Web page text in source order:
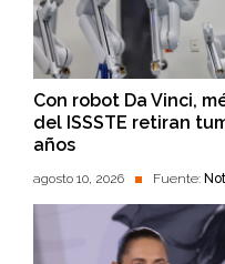
Con robot Da Vinci,
del ISSSTE retiran
años
agosto 10, 2026 Fuente: